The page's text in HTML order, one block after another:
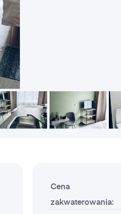
Cena
zakwaterowania: